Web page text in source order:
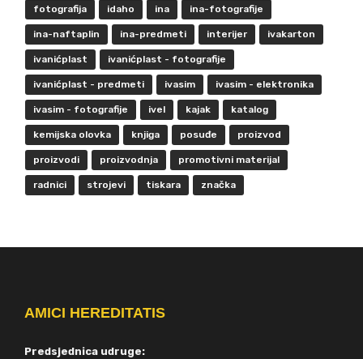
fotografija idaho ina ina-fotografije
ina-naftaplin ina-predmeti interijer ivakarton
ivanićplast ivanićplast - fotografije
ivanićplast - predmeti ivasim ivasim - elektronika
ivasim - fotografije ivel kajak katalog
kemijska olovka knjiga posuđe proizvod
proizvodi proizvodnja promotivni materijal
radnici strojevi tiskara značka
AMICI HEREDITATIS
Predsjednica udruge: